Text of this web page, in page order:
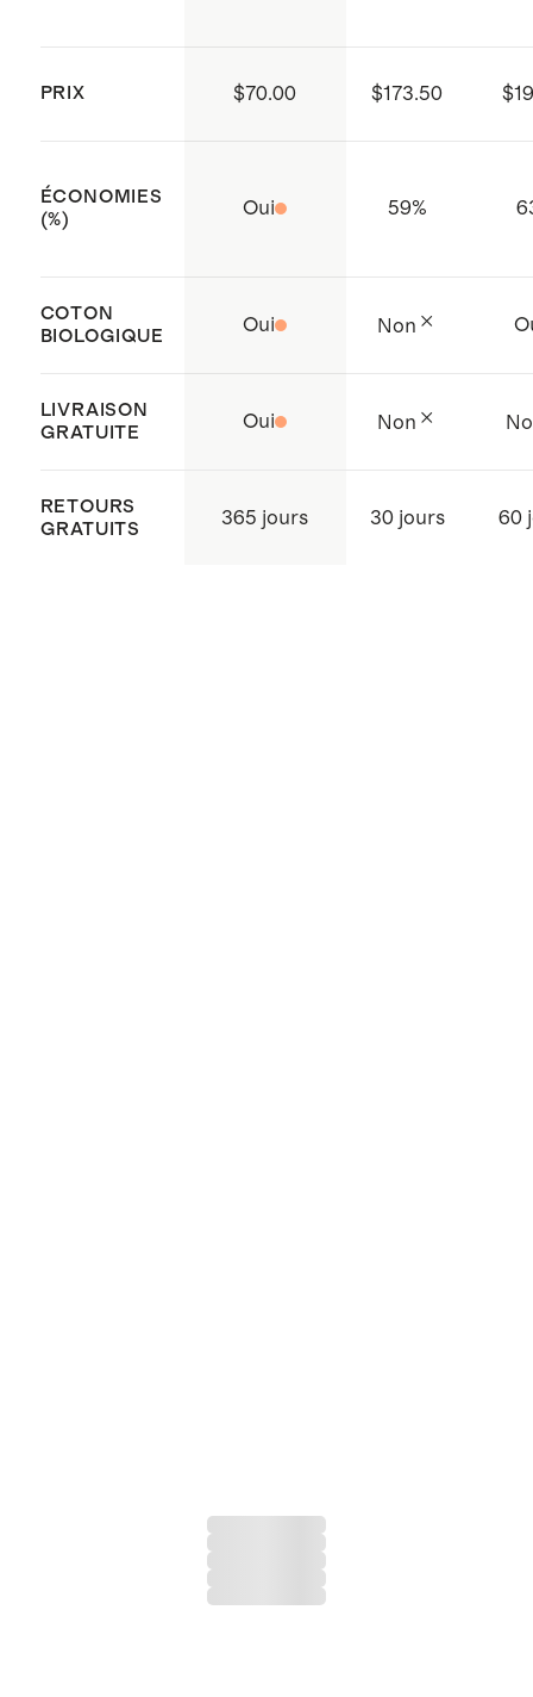
d'approvisionnement
PRIX $70.00 $173.50
ÉCONOMIES
(%)
Oui 59%
COTON
BIOLOGIQUE
Oui Non
LIVRAISON
GRATUITE
Oui Non
RETOURS
GRATUITS
365 jours 30 jours 60